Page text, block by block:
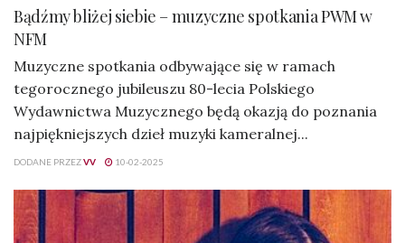
Bądźmy bliżej siebie – muzyczne spotkania PWM w
NFM
Muzyczne spotkania odbywające się w ramach
tegorocznego jubileuszu 80-lecia Polskiego
Wydawnictwa Muzycznego będą okazją do poznania
najpiękniejszych dzieł muzyki kameralnej...
DODANE PRZEZVV 10-02-2025